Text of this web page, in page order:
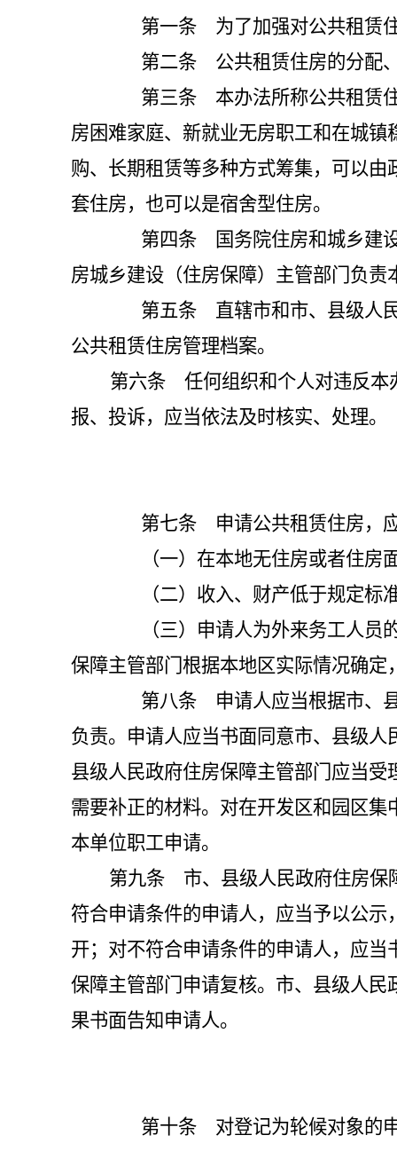
第一条 为了加强对公共租赁住
第二条 公共租赁住房的分配、
第三条 本办法所称公共租赁住
房困难家庭、新就业无房职工和在城
购、长期租赁等多种方式筹集，可以
套住房，也可以是宿舍型住房。
第四条 国务院住房和城乡建设
房城乡建设（住房保障）主管部门负
第五条 直辖市和市、县级人民
公共租赁住房管理档案。
第六条 任何组织和个人对违反本
报、投诉，应当依法及时核实、处理。
第七条 申请公共租赁住房，应
（一）在本地无住房或者住房
（二）收入、财产低于规定标
（三）申请人为外来务工人员的
保障主管部门根据本地区实际情况确
第八条 申请人应当根据市、县
负责。申请人应当书面同意市、县级
县级人民政府住房保障主管部门应当
需要补正的材料。对在开发区和园区
本单位职工申请。
第九条 市、县级人民政府住房保
符合申请条件的申请人，应当予以公
开；对不符合申请条件的申请人，应
保障主管部门申请复核。市、县级人
果书面告知申请人。
第十条 对登记为轮候对象的申